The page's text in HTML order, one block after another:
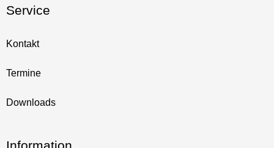
Service
Kontakt
Termine
Downloads